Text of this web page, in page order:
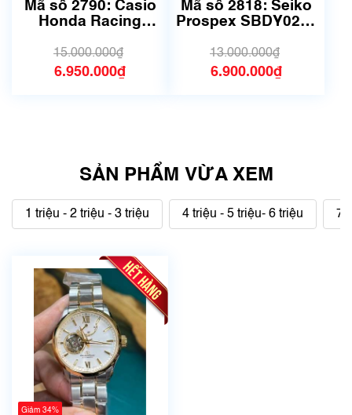
Mã số 2790: Casio
Honda Racing
EFS-560HR-1A |
Size 42mm
15.000.000₫
6.950.000₫
chưa qua sử dụng)
Mã số 2818: Seiko
Prospex SBDY021 |
13.000.000₫
6.900.000₫
SẢN PHẨM VỪA XEM
1 triệu - 2 triệu - 3 triệu 4 triệu - 5 triệu- 6 triệu 7
Giảm 34%